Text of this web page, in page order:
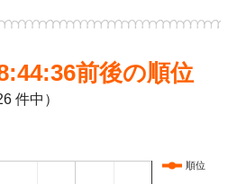
前後の順位
件中）
順位